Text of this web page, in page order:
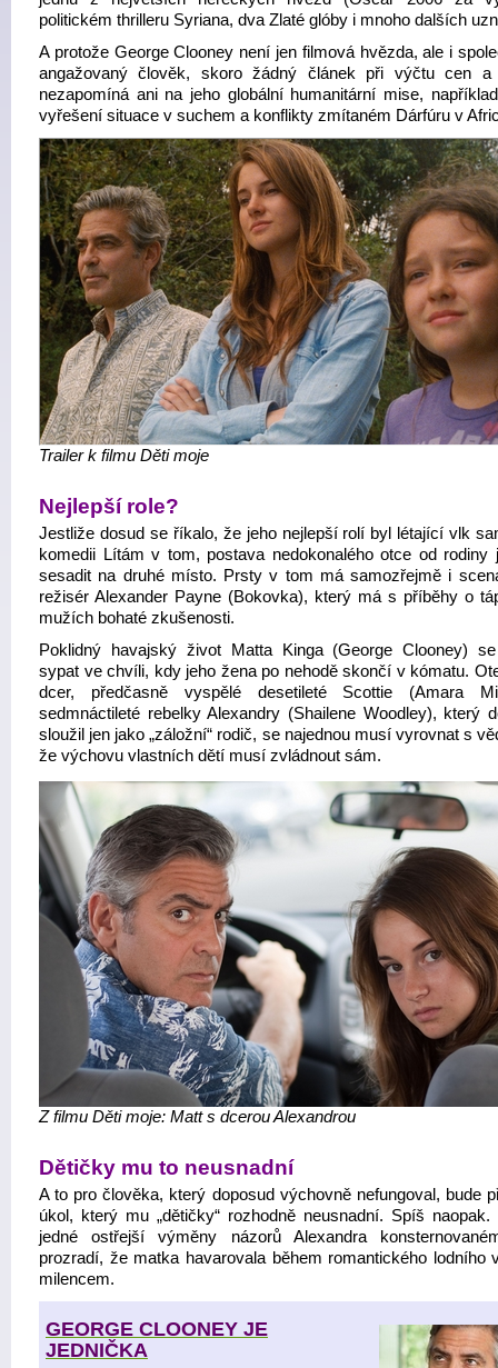
politickém thrilleru Syriana, dva Zlaté glóby i mnoho dalších
A protože George Clooney není jen filmová hvězda, ale i
angažovaný člověk, skoro žádný článek při výčtu cen a
nezapomíná ani na jeho globální humanitární mise,
vyřešení situace v suchem a konflikty zmítaném Dárfúru v
Trailer k filmu Děti moje
Nejlepší role?
Jestliže dosud se říkalo, že jeho nejlepší rolí byl létající vlk
komedii Lítám v tom, postava nedokonalého otce od rodiny
sesadit na druhé místo. Prsty v tom má samozřejmě i
režisér Alexander Payne (Bokovka), který má s příběhy o
mužích bohaté zkušenosti.
Poklidný havajský život Matta Kinga (George Clooney)
sypat ve chvíli, kdy jeho žena po nehodě skončí v kómatu.
dcer, předčasně vyspělé desetileté Scottie (Amara
sedmnáctileté rebelky Alexandry (Shailene Woodley), který
sloužil jen jako „záložní“ rodič, se najednou musí vyrovnat s
že výchovu vlastních dětí musí zvládnout sám.
Z filmu Děti moje: Matt s dcerou Alexandrou
Dětičky mu to neusnadní
A to pro člověka, který doposud výchovně nefungoval, bude
úkol, který mu „dětičky“ rozhodně neusnadní. Spíš naopak.
jedné ostřejší výměny názorů Alexandra
prozradí, že matka havarovala během romantického lodního
milencem.
GEORGE CLOONEY JE
JEDNIČKA